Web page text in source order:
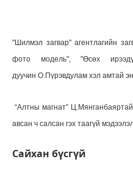
"Шилмэл загвар" агентлагийн
фото модель", "Өсөх
дуучин О.Пүрэвдулам хэл амтай
“Алтны магнат”
авсан ч салсан гэх таагүй
Сайхан бүсгүй